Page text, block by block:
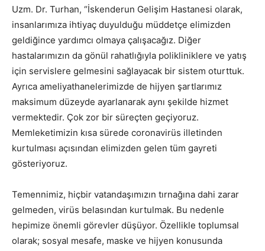
Uzm. Dr. Turhan, “İskenderun Gelişim Hastanesi olarak,
insanlarımıza ihtiyaç duyulduğu müddetçe elimizden
geldiğince yardımcı olmaya çalışacağız. Diğer
hastalarımızın da gönül rahatlığıyla polikliniklere ve yatış
için servislere gelmesini sağlayacak bir sistem oturttuk.
Ayrıca ameliyathanelerimizde de hijyen şartlarımız
maksimum düzeyde ayarlanarak aynı şekilde hizmet
vermektedir. Çok zor bir süreçten geçiyoruz.
Memleketimizin kısa sürede coronavirüs illetinden
kurtulması açısından elimizden gelen tüm gayreti
gösteriyoruz.
Temennimiz, hiçbir vatandaşımızın tırnağına dahi zarar
gelmeden, virüs belasından kurtulmak. Bu nedenle
hepimize önemli görevler düşüyor. Özellikle toplumsal
olarak; sosyal mesafe, maske ve hijyen konusunda